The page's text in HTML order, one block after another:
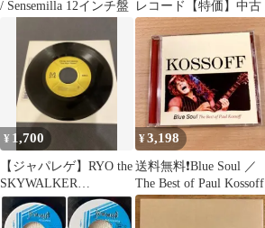
/ Sensemilla 12インチ盤 レコード【特価】中古
¥ 1,700
【ジャパレゲ】RYO the
SKYWALKER
OneNightFlower
¥3,198
送料無料❗️Blue Soul ／
The Best of Paul Kossoff